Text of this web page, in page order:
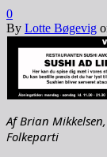
0
By Lotte Bøgevig
Af Brian
Folkeparti